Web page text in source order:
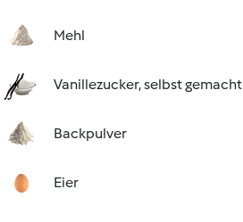
Mehl
Vanillezucker, selbst gemacht
Backpulver
Eier